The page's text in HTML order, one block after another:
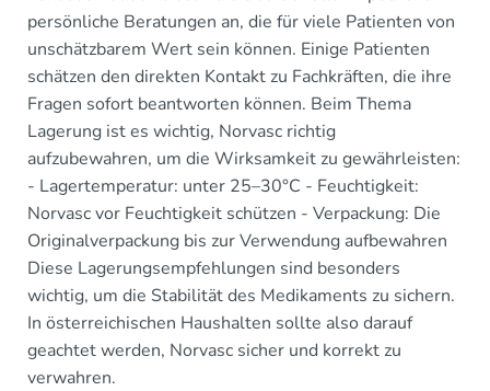
persönliche Beratungen an, die für viele Patienten von
unschätzbarem Wert sein können. Einige Patienten
schätzen den direkten Kontakt zu Fachkräften, die ihre
Fragen sofort beantworten können. Beim Thema
Lagerung ist es wichtig, Norvasc richtig
aufzubewahren, um die Wirksamkeit zu gewährleisten:
- Lagertemperatur: unter 25–30°C - Feuchtigkeit:
Norvasc vor Feuchtigkeit schützen - Verpackung: Die
Originalverpackung bis zur Verwendung aufbewahren
Diese Lagerungsempfehlungen sind besonders
wichtig, um die Stabilität des Medikaments zu sichern.
In österreichischen Haushalten sollte also darauf
geachtet werden, Norvasc sicher und korrekt zu
verwahren.